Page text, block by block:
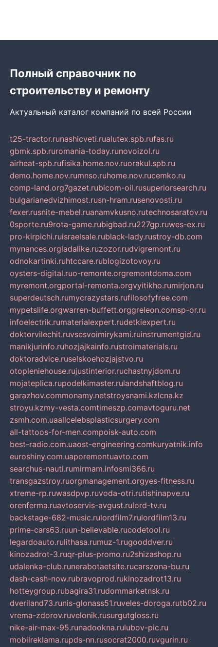
Полный справочник по
строительству и ремонту
Актуальный каталог компаний по всей России
t25-tractor.runashicveti.rualutex.spb.rufas.ru
gbmk.spb.ruromania-today.runovoizol.ru
airheat-spb.rufisika.home.nov.ruorakul.spb.ru
demo.home.nov.rumnso.ruhome.nov.rucemko.ru
comp-land.org7gazet.rubicom-oil.rusuperiorsearch.ru
bulgarianedvizhimost.rusn-hram.rusenovosti.ru
fexer.rusnite-mebel.ruanamvkusno.rutechnosaratov.ru
0sporte.ru9rota-game.rubigbad.ru227gp.ruwes-ex.ru
pro-kirpichi.ruisraelsale.rublack-lady.rustroy-db.com
mynances.orgladalike.ruzozor.rudvigremont.ru
odnokartinki.ruhtccare.rublogizotovoy.ru
oysters-digital.ruo-remonte.orgremontdoma.com
myremont.orgportal-remonta.orgvyitikho.rumirjon.ru
superdeutsch.rumycrazystars.rufilosofyfree.com
mypetslife.orgwarren-buffett.orggreleon.comsp-or.ru
infoelectrik.rumaterialexpert.rudetkiexpert.ru
doktorvilechit.ruvsesvoimirykami.ruinstrumentgid.ru
manikjurinfo.ruhozjajkainfo.rustroimaterials.ru
doktoradvice.ruselskoehozjajstvo.ru
otopleniehouse.rujustinterior.ruchastnyjdom.ru
mojateplica.rupodelkimaster.rulandshaftblog.ru
garazhov.commonamy.netstroysnami.kzlcna.kz
stroyu.kzmy-vesta.comtimeszp.comavtoguru.net
zsmh.com.uaallcelebsplasticsurgery.com
all-tattoos-for-men.compoisk-auto.com
best-radio.com.uaost-engineering.comkuryatnik.info
euroshiny.com.uaporemontuavto.com
searchus-nauti.rumirmam.infosmi366.ru
transgazstroy.ruorgmanagement.orgyes-fitness.ru
xtreme-rp.ruwasdpvp.ruvoda-otri.rutishinapve.ru
orenferma.ruavtoservis-avgust.rulord-tv.ru
backstage-682-music.rulordfilm7.rulordfilm13.ru
prime-cars63.ruun-believable.rucodetool.ru
legardoauto.rulithasa.rumuz-1.rugooddver.ru
kinozadrot-3.ruqr-plus-promo.ru2shizashop.ru
udalenka-club.runerabotaetsite.rucarszona-bu.ru
dash-cash-now.rubravoprod.rukinozadrot13.ru
hotteygroup.rubagira31.rudommarketnsk.ru
dveriland73.runis-glonass51.ruveles-doroga.rutb02.ru
vrema-zdorov.ruvelonik.rusurgutgloss.ru
nike-air-max-95.runadookna.rulubov-pic.ru
mobilreklama.rupds-nn.rusocrat2000.ruvgurin.ru